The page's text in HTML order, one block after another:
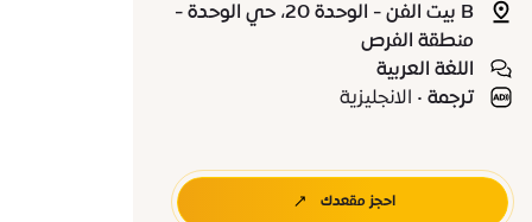
B بيت الفن - الوحدة 20، حي الوحدة -
منطقة الفرص
اللغة العربية
ترجمة• الانجليزية
احجز مقعدك